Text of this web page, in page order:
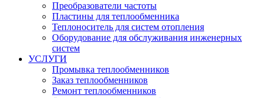
Преобразователи частоты
Пластины для теплообменника
Теплоноситель для систем отопления
Оборудование для обслуживания инженерных
систем
УСЛУГИ
Промывка теплообменников
Заказ теплообменников
Ремонт теплообменников